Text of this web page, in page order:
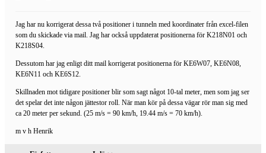
Jag har nu korrigerat dessa två positioner i tunneln med koordinater från excel-filen
som du skickade via mail. Jag har också uppdaterat positionerna för K218N01 och
K218S04.
Dessutom har jag enligt ditt mail korrigerat positionerna för KE6W07, KE6N08,
KE6N11 och KE6S12.
Skillnaden mot tidigare positioner blir som sagt något 10-tal meter, men som jag ser
det spelar det inte någon jättestor roll. När man kör på dessa vägar rör man sig med
ca 20 meter per sekund. (25 m/s = 90 km/h, 19.44 m/s = 70 km/h).
m v h Henrik